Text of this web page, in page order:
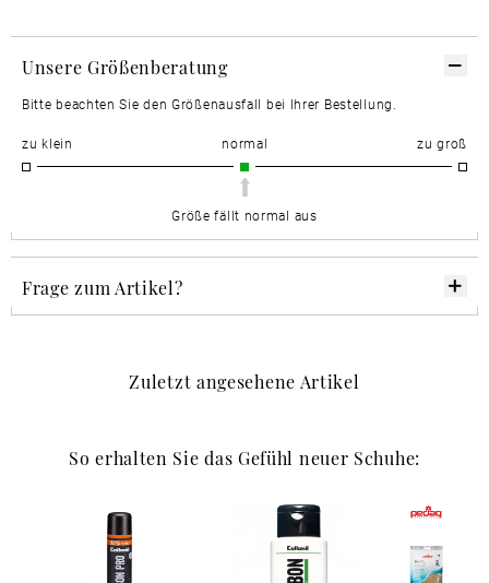
Unsere Größenberatung
Bitte beachten Sie den Größenausfall bei Ihrer Bestellung.
zu klein normal zu groß
Größe fällt normal aus
Frage zum Artikel?
Zuletzt angesehene Artikel
So erhalten Sie das Gefühl neuer Schuhe: